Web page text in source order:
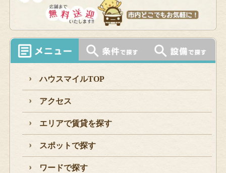
ハウスマイルTOP
アクセス
エリアで賃貸を探す
スポットで探す
ワードで探す